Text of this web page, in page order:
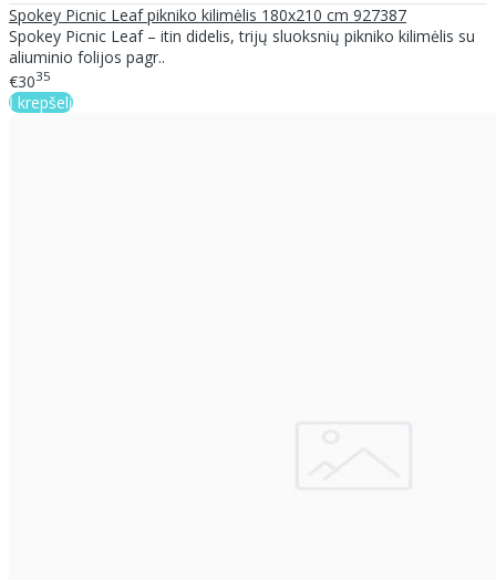
Spokey Picnic Leaf pikniko kilimėlis 180x210 cm 927387
Spokey Picnic Leaf – itin didelis, trijų sluoksnių pikniko kilimėlis su
aliuminio folijos pagr..
€3035
Į krepšelį